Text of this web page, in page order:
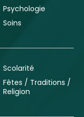
Psychologie
Soins
Scolarité
Fêtes / Traditions /
Religion